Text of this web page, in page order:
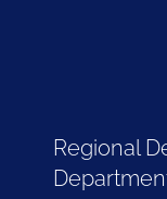
Regional